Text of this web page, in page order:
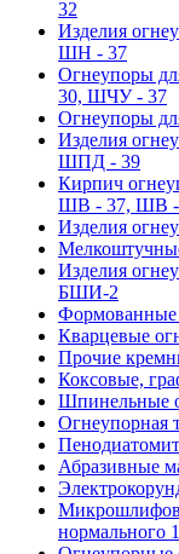
32
Изделия
ШН - 37
Огнеупоры
30, ШЧУ - 37
Огнеупоры
Изделия
ШПД - 39
Кирпич
ШВ - 37, ШВ -
Изделия
Изделия
БШИ-2
Формованные
Кварцевые
Прочие
Коксовые,
Шпинельные
Огнеупорная
Абразивные
нормального